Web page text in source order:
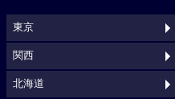
東京
関西
北海道